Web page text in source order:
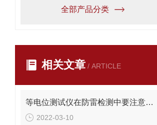
全部产品分类
相关文章 / ARTICLE
等电位测试仪在防雷检测中要注意的事项
2022-03-10